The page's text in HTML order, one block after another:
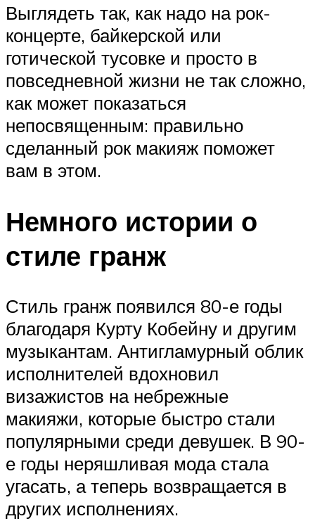
Выглядеть так, как надо на рок-
концерте, байкерской или
готической тусовке и просто в
повседневной жизни не так сложно,
как может показаться
непосвященным: правильно
сделанный рок макияж поможет
вам в этом.
Немного истории о
стиле гранж
Стиль гранж появился 80-е годы
благодаря Курту Кобейну и другим
музыкантам. Антигламурный облик
исполнителей вдохновил
визажистов на небрежные
макияжи, которые быстро стали
популярными среди девушек. В 90-
е годы неряшливая мода стала
угасать, а теперь возвращается в
других исполнениях.